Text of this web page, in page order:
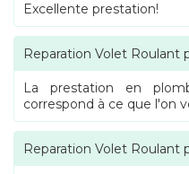
Excellente prestation!
Reparation Volet Roulant
La prestation en
correspond à ce que l'on
Reparation Volet Roulant